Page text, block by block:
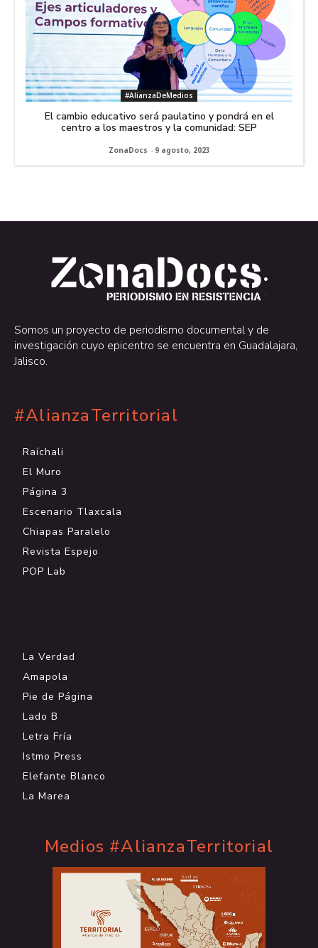
#AlianzaDeMedios
El cambio educativo será paulatino y pondrá en el
centro a los maestros y la comunidad: SEP
ZonaDocs - 9 agosto, 2023
.
.
Somos un proyecto de periodismo documental y de
investigación cuyo epicentro se encuentra en Guadalajara,
Jalisco.
#AlianzaTerritorial
Raíchali
El Muro
Página 3
Escenario Tlaxcala
Chiapas Paralelo
Revista Espejo
POP Lab
La Verdad
Amapola
Pie de Página
Lado B
Letra Fría
Istmo Press
Elefante Blanco
La Marea
Medios #AlianzaTerritorial